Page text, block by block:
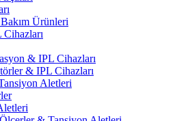
Ürünleri
& IPL Cihazları
& IPL Cihazları
Aletleri